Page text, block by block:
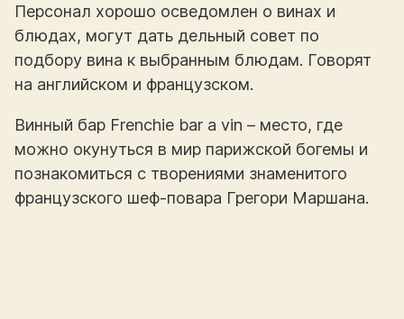
Персонал хорошо осведомлен о винах и
блюдах, могут дать дельный совет по
подбору вина к выбранным блюдам. Говорят
на английском и французском.
Винный бар Frenchie bar a vin – место, где
можно окунуться в мир парижской богемы и
познакомиться с творениями знаменитого
французского шеф-повара Грегори Маршана.